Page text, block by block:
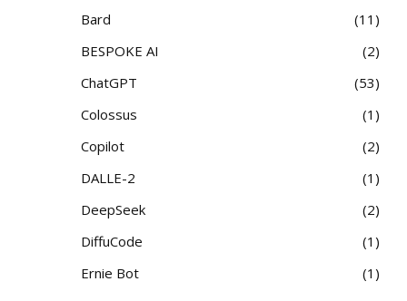
Bard
11
BESPOKE AI
2
ChatGPT
53
Colossus
1
Copilot
2
DALLE-2
1
DeepSeek
2
DiffuCode
1
Ernie Bot
1